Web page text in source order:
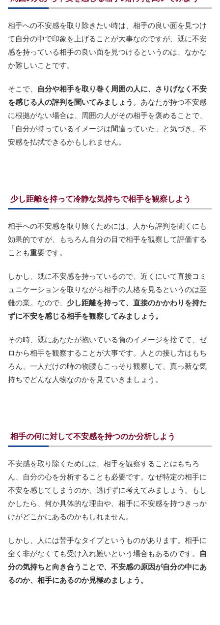
相手への不安感を取り除きたい時は、相手の良い面を見つけ
て自分の中で印象を上げることが大事なのですが、既に不安
感を持っている相手の良い面を見つけるというのは、なかな
か難しいことです。
そこで、
自分や相手を取り巻く周囲の人に、さりげなく不安
を感じる人の評判を聞いてみましょう 。あなたが持つ不安感
に根拠がない場合は、周囲の人がその相手を褒めることで、
「自分が持っているイメージは間違っていた」と気づき、不
安感を払拭できるかもしれません。
少し距離を持って冷静な気持ちで相手を観察しよう
相手への不安感を取り除くためには、人から評判を聞くにも
効果的ですが、もちろん自分の目で相手を観察して評価する
ことも重要です。
しかし、既に不安感を持っているので、近くにいて直接コミ
ュニケーションを取りながら相手の人格を見るというのは至
難の業。なので、 少し距離を持って、直接のかかわりを持た
ずに不安を感じる相手を観察してみましょう。
その時、既にあなたが抱いている負のイメージを捨てて、ゼ
ロから相手を観察することが大事です。人との接し方はもち
ろん、一人だけの時の物腰もこっそり観察して、真っ新な気
持ちでどんな人物なのかを見ていきましょう。
相手の何に対して不安感を持つのか分析しよう
不安感を取り除くためには、相手を観察することはもちろ
ん、自分の心を分析することも必要です。なぜ特定の相手に
不安を感じてしまうのか、逃げずに考えてみましょう。もし
かしたら、何か具体的な理由や、相手に不安感を持つきっか
けがどこかにあるのかもしれません。
しかし、人には苦手なタイプというものがあります。相手に
全く非がなくても受け入れ難いという場合もあるのです。
自
分の気持ちと向き合うことで、不安感の原因が自分の中にあ
るのか、相手にあるのか見極めましょう。